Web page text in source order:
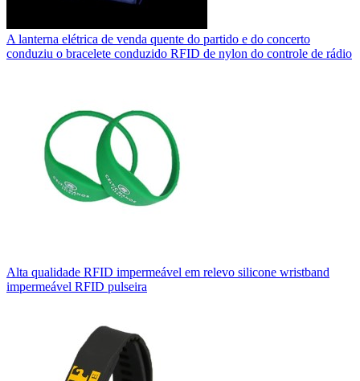
A lanterna elétrica de venda quente do partido e do concerto
conduziu o bracelete conduzido RFID de nylon do controle de rádio
Alta qualidade RFID impermeável em relevo silicone wristband
impermeável RFID pulseira